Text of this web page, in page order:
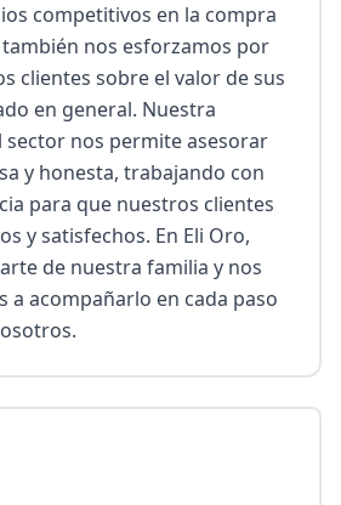
competitivos en la compra
nos esforzamos por
clientes sobre el valor de sus
en general. Nuestra
sector nos permite asesorar
y honesta, trabajando con
para que nuestros clientes
y satisfechos. En Eli Oro,
de nuestra familia y nos
a acompañarlo en cada paso